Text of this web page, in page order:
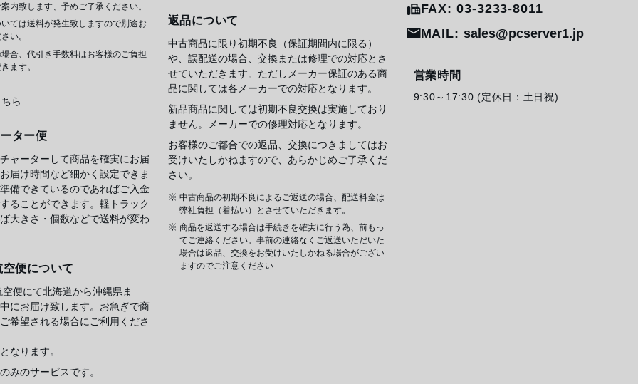
内致します、予めご了承ください。
ては送料が発生致しますので別途お
い。
合、代引き手数料はお客様のご負担
ます。
ら
ター便
ャーターして商品を確実にお届
届け時間など細かく設定できま
備できているのであればご入金
ることができます。軽トラック
大きさ・個数などで送料が変わ
便について
便にて北海道から沖縄県ま
にお届け致します。お急ぎで商
希望される場合にご利用くださ
なります。
みのサービスです。
返品について
中古商品に限り初期不良（保証期間内に限る）
や、誤配送の場合、交換または修理での対応とさ
せていただきます。ただしメーカー保証のある商
品に関しては各メーカーでの対応となります。
新品商品に関しては初期不良交換は実施しており
ません。メーカーでの修理対応となります。
お客様のご都合での返品、交換につきましてはお
受けいたしかねますので、あらかじめご了承くだ
さい。
中古商品の初期不良によるご返送の場合、配送料金は
弊社負担（着払い）とさせていただきます。
商品を返送する場合は手続きを確実に行う為、前もっ
てご連絡ください。事前の連絡なくご返送いただいた
場合は返品、交換をお受けいたしかねる場合がござい
ますのでご注意ください
FAX: 03-3233-8011
MAIL: sales@pcserver1.jp
営業時間
9:30～17:30 (定休日：土日祝)